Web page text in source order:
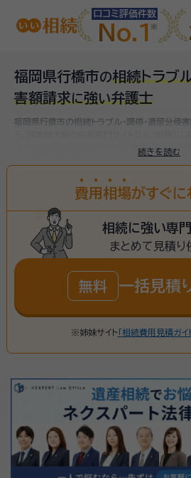
口コミ評価件数
No.1
福岡県行橋市の相続トラブ
害額請求に強い弁護士
続きを読む
福岡県行橋市の相続トラブル・調停・遺留分侵
県)で対応可能な相続トラブル・調停・遺留分
費 用 相 場がすぐに
相続に強い専
まとめて見積り
無料 一括見積
※姉妹サイト「相続費用見積ガイ